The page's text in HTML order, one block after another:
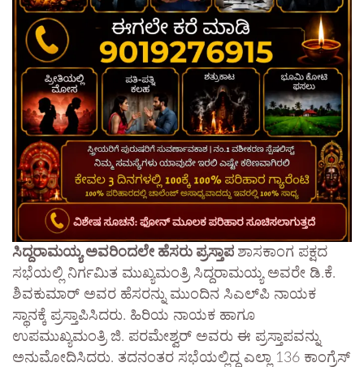
ಸಿದ್ದರಾಮಯ್ಯ ಅವರಿಂದಲೇ ಹೆಸರು ಪ್ರಸ್ತಾಪ​ ಶಾಸಕಾಂಗ ಪಕ್ಷದ
ಸಭೆಯಲ್ಲಿ ನಿರ್ಗಮಿತ ಮುಖ್ಯಮಂತ್ರಿ ಸಿದ್ದರಾಮಯ್ಯ ಅವರೇ ಡಿ.ಕೆ.
ಶಿವಕುಮಾರ್ ಅವರ ಹೆಸರನ್ನು ಮುಂದಿನ ಸಿಎಲ್‌ಪಿ ನಾಯಕ
ಸ್ಥಾನಕ್ಕೆ ಪ್ರಸ್ತಾಪಿಸಿದರು. ಹಿರಿಯ ನಾಯಕ ಹಾಗೂ
ಉಪಮುಖ್ಯಮಂತ್ರಿ ಜಿ. ಪರಮೇಶ್ವರ್ ಅವರು ಈ ಪ್ರಸ್ತಾಪವನ್ನು
ಅನುಮೋದಿಸಿದರು. ತದನಂತರ ಸಭೆಯಲ್ಲಿದ್ದ ಎಲ್ಲಾ 136 ಕಾಂಗ್ರೆಸ್